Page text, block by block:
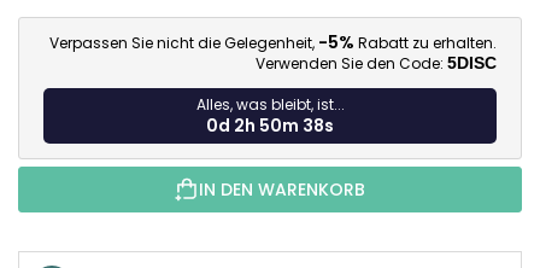
Verpassen Sie nicht die Gelegenheit, -5% Rabatt zu erhalten.
Verwenden Sie den Code: 5DISC
Alles, was bleibt, ist...
0d 2h 50m 37s
IN DEN WARENKORB